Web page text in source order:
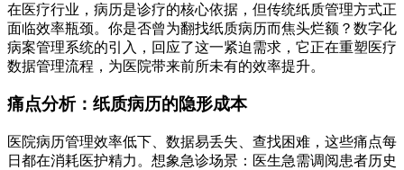
在医疗行业，病历是诊疗的核心依据，但传统纸质管理方式正
面临效率瓶颈。你是否曾为翻找纸质病历而焦头烂额？数字化
病案管理系统的引入，回应了这一紧迫需求，它正在重塑医疗
数据管理流程，为医院带来前所未有的效率提升。
痛点分析：纸质病历的隐形成本
医院病历管理效率低下、数据易丢失、查找困难，这些痛点每
日都在消耗医护精力。想象急诊场景：医生急需调阅患者历史